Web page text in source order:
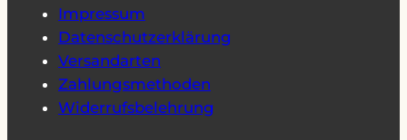
Impressum
Datenschutzerklärung
Versandarten
Zahlungsmethoden
Widerrufsbelehrung